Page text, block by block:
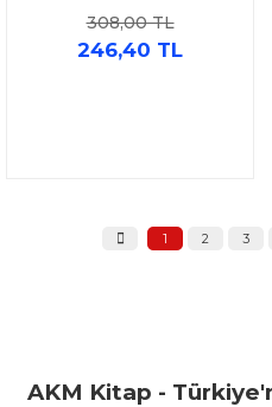
308,00 TL
246,40 TL
1 2 3
AKM Kitap -